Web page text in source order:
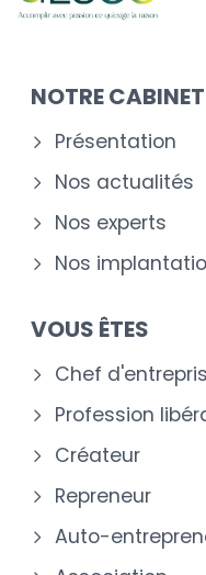
NOTRE CABINET
Présentation
Nos actualités
Nos experts
Nos
VOUS ÊTES
Chef
Profession
Créateur
Repreneur
Auto-